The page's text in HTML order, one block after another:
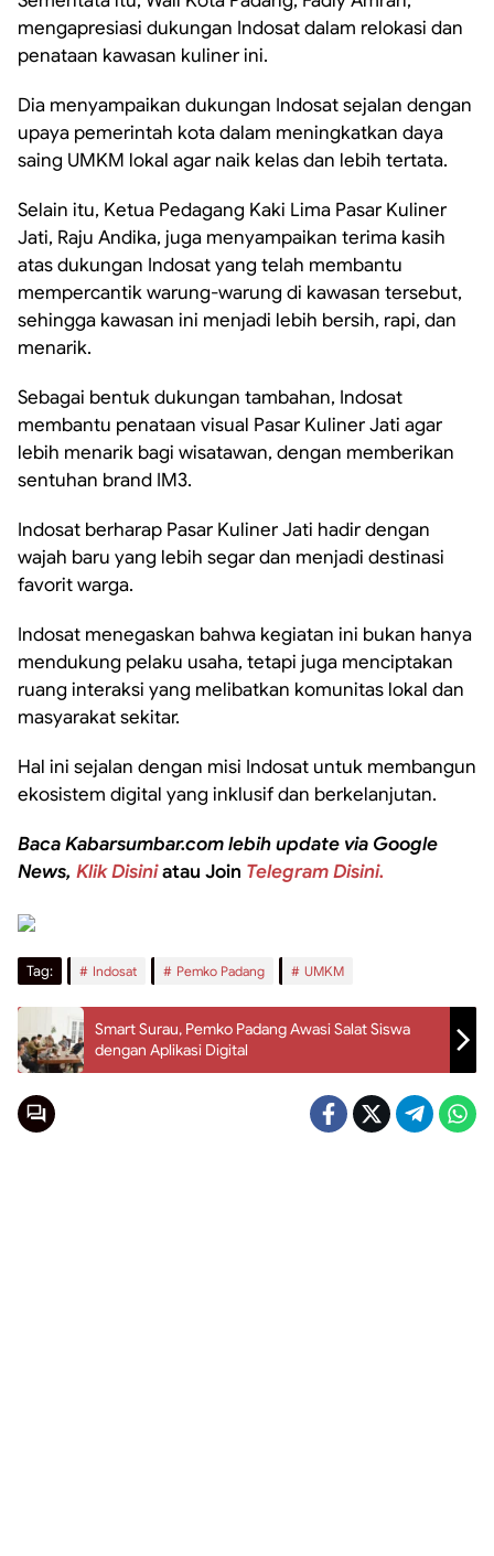
mengapresiasi dukungan Indosat dalam relokasi dan
penataan kawasan kuliner ini.
Dia menyampaikan dukungan Indosat sejalan dengan
upaya pemerintah kota dalam meningkatkan daya
saing UMKM lokal agar naik kelas dan lebih tertata.
Selain itu, Ketua Pedagang Kaki Lima Pasar Kuliner
Jati, Raju Andika, juga menyampaikan terima kasih
atas dukungan Indosat yang telah membantu
mempercantik warung-warung di kawasan tersebut,
sehingga kawasan ini menjadi lebih bersih, rapi, dan
menarik.
Sebagai bentuk dukungan tambahan, Indosat
membantu penataan visual Pasar Kuliner Jati agar
lebih menarik bagi wisatawan, dengan memberikan
sentuhan brand IM3.
Indosat berharap Pasar Kuliner Jati hadir dengan
wajah baru yang lebih segar dan menjadi destinasi
favorit warga.
Indosat menegaskan bahwa kegiatan ini bukan hanya
mendukung pelaku usaha, tetapi juga menciptakan
ruang interaksi yang melibatkan komunitas lokal dan
masyarakat sekitar.
Hal ini sejalan dengan misi Indosat untuk membangun
ekosistem digital yang inklusif dan berkelanjutan.
Baca Kabarsumbar.com lebih update via Google
News, Klik Disiniatau Join Telegram Disini.
Tag: Indosat Pemko Padang UMKM
Smart Surau, Pemko Padang Awasi Salat Siswa
dengan Aplikasi Digital